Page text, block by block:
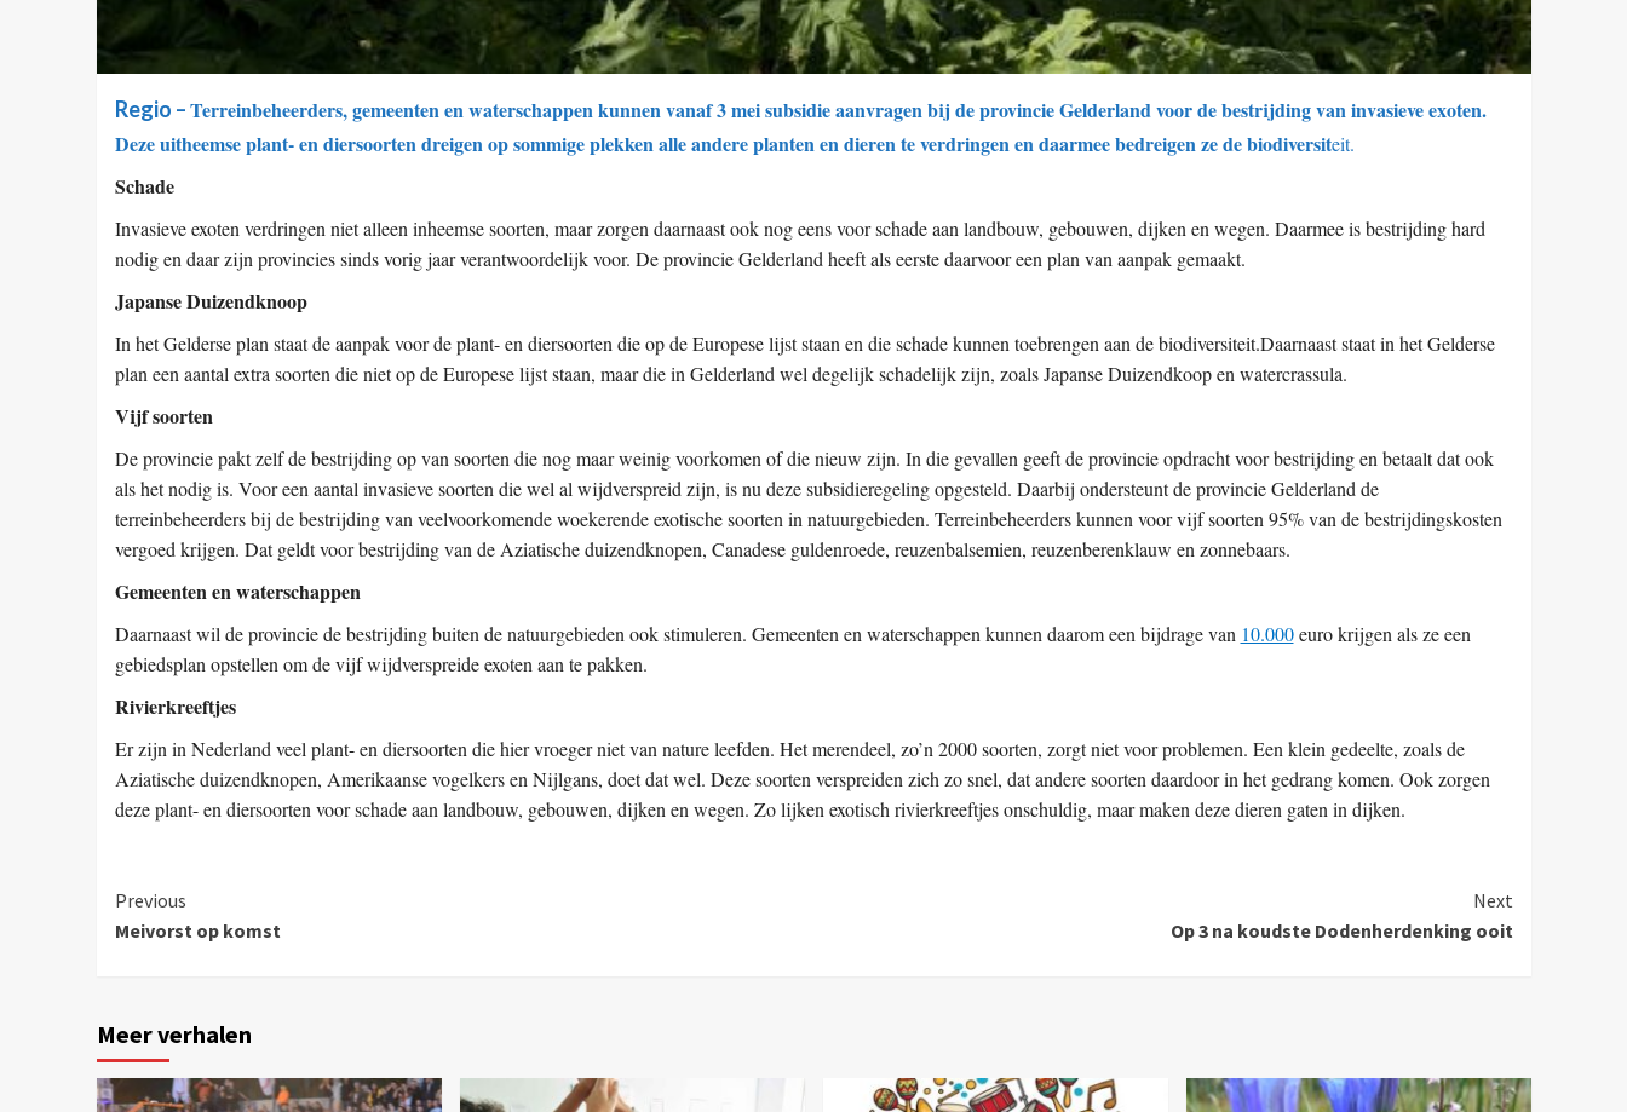
Regio –Terreinbeheerders, gemeenten en waterschappen kunnen vanaf 3 mei subsidie aanvragen bij de provincie Gelderland voor de bestrijding van invasieveexoten.
Deze uitheemse plant- en diersoorten dreigen op sommige plekken alle andere planten en dieren te verdringen en daarmee bedreigen ze de biodiversiteit.
Schade
Invasieve exoten verdringen niet alleen inheemse soorten, maar zorgen daarnaast ook nog eens voor schade aan landbouw, gebouwen, dijken en wegen. Daarmee is bestrijding hard
nodig en daar zijn provincies sinds vorig jaar verantwoordelijk voor. De provincie Gelderland heeft als eerste daarvoor een plan van aanpak gemaakt.
Japanse Duizendknoop
In het Gelderse plan staat de aanpak voor de plant- en diersoorten die op de Europese lijst staan en die schade kunnen toebrengen aan de biodiversiteit.Daarnaast staat in het Gelderse
plan een aantal extra soorten die niet op de Europese lijst staan, maar die in Gelderland wel degelijk schadelijk zijn, zoals Japanse Duizendkoop en watercrassula.
Vijf soorten
De provincie pakt zelf de bestrijding op van soorten die nog maar weinig voorkomen of die nieuw zijn. In die gevallen geeft de provincie opdracht voor bestrijding en betaalt dat ook
als het nodig is. Voor een aantal invasieve soorten die wel al wijdverspreid zijn, is nu deze subsidieregeling opgesteld. Daarbij ondersteunt de provincie Gelderland de
terreinbeheerders bij de bestrijding van veelvoorkomende woekerende exotische soorten in natuurgebieden. Terreinbeheerders kunnen voor vijf soorten 95% van de bestrijdingskosten
vergoed krijgen. Dat geldt voor bestrijding van de Aziatische duizendknopen, Canadese guldenroede, reuzenbalsemien, reuzenberenklauw en zonnebaars.
Gemeenten en waterschappen
Daarnaast wil de provincie de bestrijding buiten de natuurgebieden ook stimuleren. Gemeenten en waterschappen kunnen daarom een bijdrage van 10.000 euro krijgen als ze een
gebiedsplan opstellen om de vijf wijdverspreide exoten aan te pakken.
Rivierkreeftjes
Er zijn in Nederland veel plant- en diersoorten die hier vroeger niet van nature leefden. Het merendeel, zo’n 2000 soorten, zorgt niet voor problemen. Een klein gedeelte, zoals de
Aziatische duizendknopen, Amerikaanse vogelkers en Nijlgans, doet dat wel. Deze soorten verspreiden zich zo snel, dat andere soorten daardoor in het gedrang komen. Ook zorgen
deze plant- en diersoorten voor schade aan landbouw, gebouwen, dijken en wegen. Zo lijken exotisch rivierkreeftjes onschuldig, maar maken deze dieren gaten in dijken.
Previous
Meivorst op komst
Next
Op 3 na koudste Dodenherdenking ooit
Meer verhalen